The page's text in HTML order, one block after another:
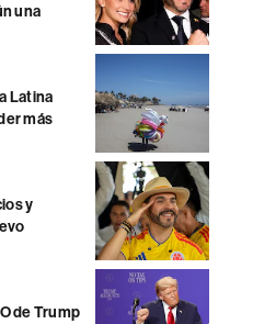
una
Latina
más
y
de Trump